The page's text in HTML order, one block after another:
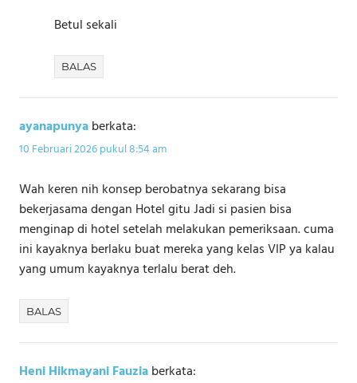
Betul sekali
BALAS
ayanapunyaberkata:
10 Februari 2026 pukul 8:54 am
Wah keren nih konsep berobatnya sekarang bisa
bekerjasama dengan Hotel gitu Jadi si pasien bisa
menginap di hotel setelah melakukan pemeriksaan. cuma
ini kayaknya berlaku buat mereka yang kelas VIP ya kalau
yang umum kayaknya terlalu berat deh.
BALAS
Heni Hikmayani Fauziaberkata: